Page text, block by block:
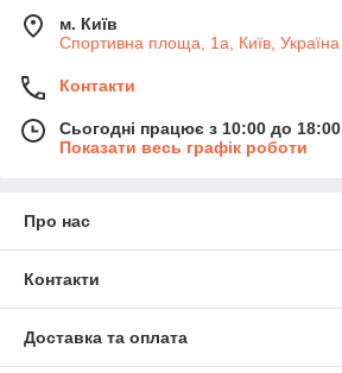
м. Київ
Спортивна площа, 1а, Київ, Україна
Контакти
Сьогодні працює з 10:00 до 18:00
Показати весь графік роботи
Про нас
Контакти
Доставка та оплата